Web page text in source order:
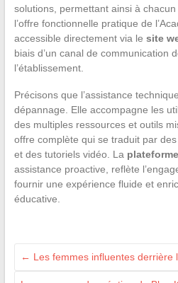
solutions, permettant ainsi à
l’offre fonctionnelle pratique de
accessible directement via le site
biais d’un canal de communication
l’établissement.
Précisons que l’assistance
dépannage. Elle accompagne les
des multiples ressources et outils
offre complète qui se traduit par
et des tutoriels vidéo. La
assistance proactive, reflète
fournir une expérience fluide et
éducative.
← Les femmes influentes derrière